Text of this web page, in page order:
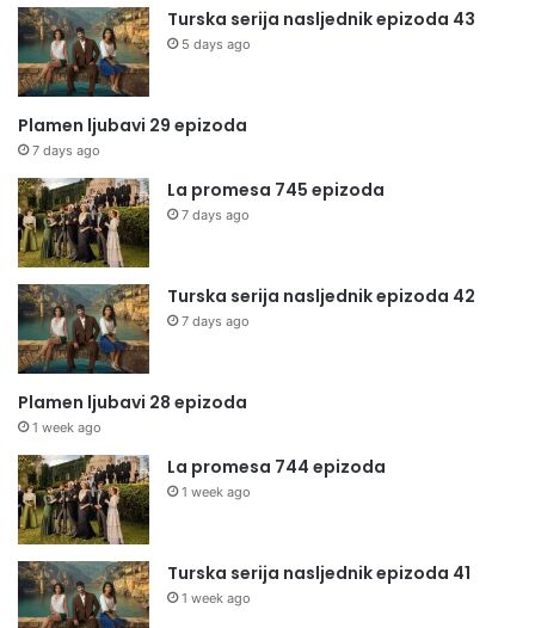
Turska serija nasljednik epizoda 43
5 days ago
Plamen ljubavi 29 epizoda
7 days ago
La promesa 745 epizoda
7 days ago
Turska serija nasljednik epizoda 42
7 days ago
Plamen ljubavi 28 epizoda
1 week ago
La promesa 744 epizoda
1 week ago
Turska serija nasljednik epizoda 41
1 week ago